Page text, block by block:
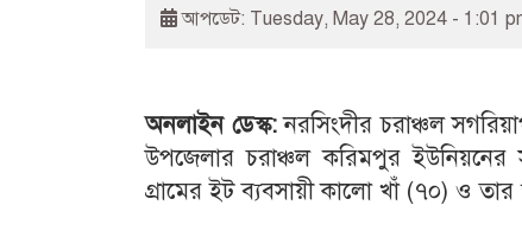
আপডেট: Tuesday, May 28, 2024 - 1:01
অনলাইন ডেস্ক:নরসিংদীর চরাঞ্চল
উপজেলার চরাঞ্চল করিমপুর ইউনিয়নের
গ্রামের ইট ব্যবসায়ী কালো খাঁ (৭০) ও তার